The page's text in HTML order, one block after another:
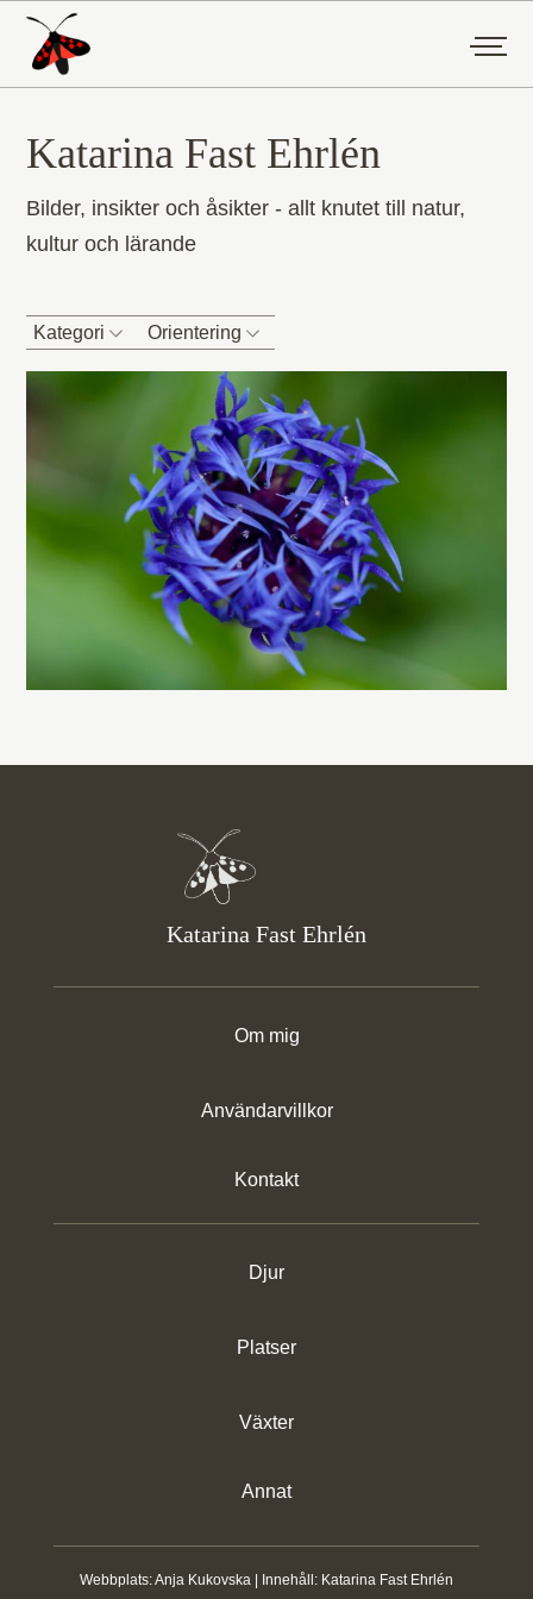
Katarina Fast Ehrlén
Bilder, insikter och åsikter - allt knutet till natur,
kultur och lärande
Kategori Orientering
Katarina Fast Ehrlén
Djur
Platser
Växter
Annat
Om mig
Användarvillkor
Kontakt
Webbplats:Anja Kukovska | Innehåll: Katarina Fast Ehrlén